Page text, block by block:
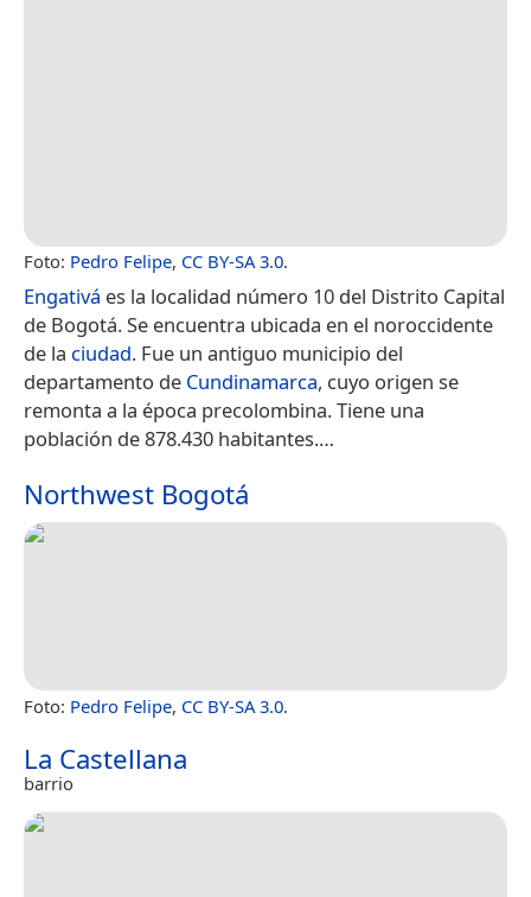
Foto: Pedro Felipe, CC BY-SA 3.0.
Engativá es la localidad número 10 del Distrito Capital
de Bogotá. Se encuentra ubicada en el noroccidente
de la ciudad.​ Fue un antiguo municipio del
departamento de Cundinamarca, cuyo origen se
remonta a la época precolombina.​ Tiene una
población de 878.430 habitantes.​…
Northwest Bogotá
Foto: Pedro Felipe, CC BY-SA 3.0.
La Castellana
barrio